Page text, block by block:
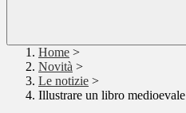
Home >
Novità >
Le notizie >
Illustrare un libro medioevale